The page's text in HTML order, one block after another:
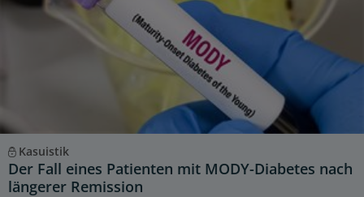
Kasuistik
Der Fall eines Patienten mit MODY-Diabetes nach
längerer Remission